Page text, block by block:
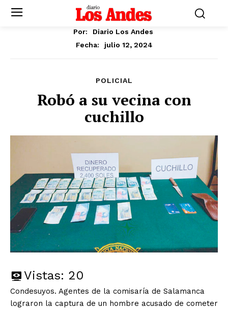
Por:
Diario Los Andes
Fecha:
julio 12, 2024
POLICIAL
Robó a su vecina con
cuchillo
Vistas: 20
Condesuyos. Agentes de la comisaría de Salamanca
lograron la captura de un hombre acusado de cometer